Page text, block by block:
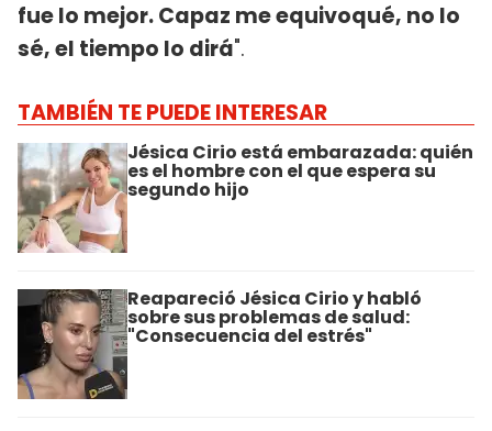
fue lo mejor. Capaz me equivoqué, no lo
sé, el tiempo lo dirá".
TAMBIÉN TE PUEDE INTERESAR
Jésica Cirio está embarazada: quién
es el hombre con el que espera su
segundo hijo
Reapareció Jésica Cirio y habló
sobre sus problemas de salud:
"Consecuencia del estrés"